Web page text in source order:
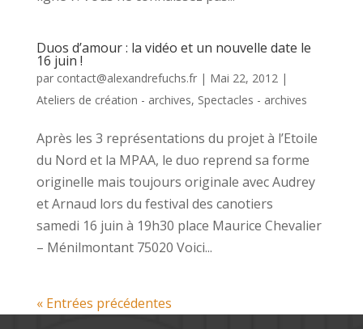
Duos d’amour : la vidéo et un nouvelle date le
16 juin !
par contact@alexandrefuchs.fr| Mai 22, 2012|
Ateliers de création - archives, Spectacles - archives
Après les 3 représentations du projet à l’Etoile
du Nord et la MPAA, le duo reprend sa forme
originelle mais toujours originale avec Audrey
et Arnaud lors du festival des canotiers
samedi 16 juin à 19h30 place Maurice Chevalier
– Ménilmontant 75020 Voici...
« Entrées précédentes